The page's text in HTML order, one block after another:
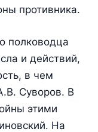
противни­ка.
полководца
и действий,
в чем
Суворов. В
этими
На